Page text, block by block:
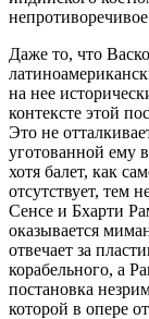
Даже то, что
на нее
контексте этой
Это не
уготованной ему
хотя балет, как
отсутствует, тем
Сенсе и Бхарти
оказывается
отвечает за
корабельного, а
постановка
которой в опере